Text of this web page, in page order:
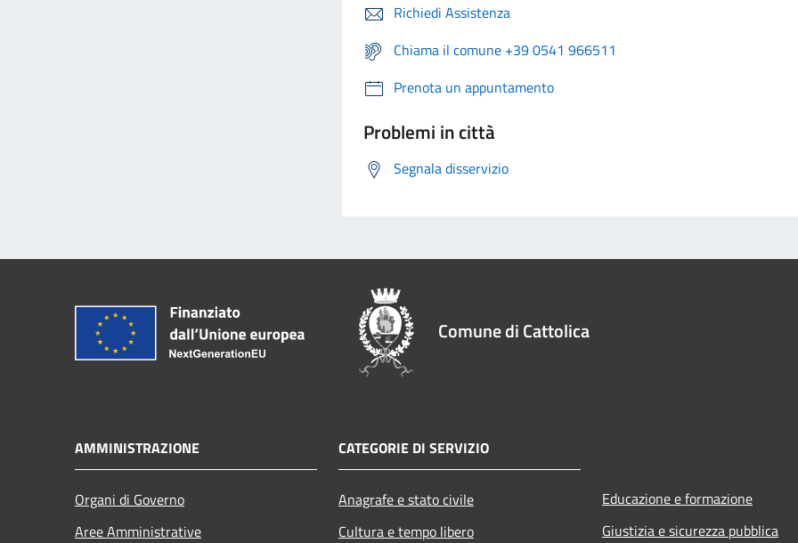
Richiedi Assistenza
Chiama il comune +39 0541 966511
Prenota un appuntamento
Problemi in città
Segnala disservizio
Comune di Cattolica
AMMINISTRAZIONE
Organi di Governo
Aree Amministrative
CATEGORIE DI SERVIZIO
Anagrafe e stato civile
Cultura e tempo libero
Educazione e formazione
Giustizia e sicurezza pubblica